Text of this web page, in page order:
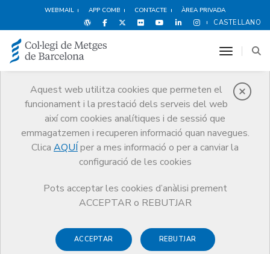
WEBMAIL APP COMB CONTACTE ÀREA PRIVADA
CASTELLANO
Aquest web utilitza cookies que permeten el
funcionament i la prestació dels serveis del web
així com cookies analítiques i de sessió que
emmagatzemen i recuperen informació quan navegues.
Clica AQUÍ per a mes informació o per a canviar la
configuració de les cookies
Pots acceptar les cookies d’anàlisi prement
ACCEPTAR o REBUTJAR
ACCEPTAR REBUTJAR
toggle
Publicacions
Publicacions
Defecto de información en reclamaciones por responsabilidad
profesional médica
Responsabilitat mèdica i
Seguretat Clínica